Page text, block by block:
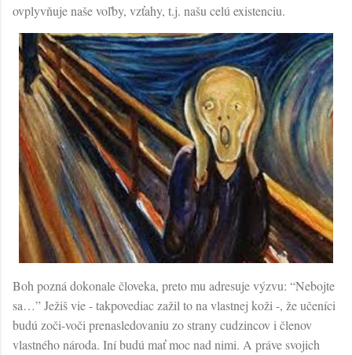
ovplyvňuje naše voľby, vzťahy, t.j. našu celú existenciu.
Boh pozná dokonale človeka, preto mu adresuje výzvu: “Nebojte
sa…” Ježiš vie - takpovediac zažil to na vlastnej koži -, že učeníci
budú zoči-voči prenasledovaniu zo strany cudzincov i členov
vlastného národa. Iní budú mať moc nad nimi. A práve svojich